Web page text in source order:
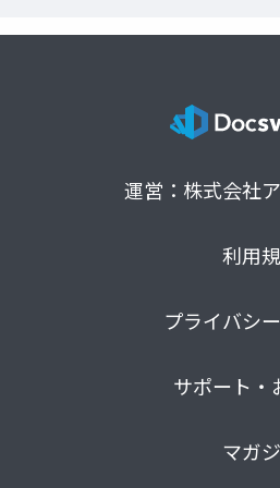
運営：株式会社
利用
プライバシ
サポート・
マガ